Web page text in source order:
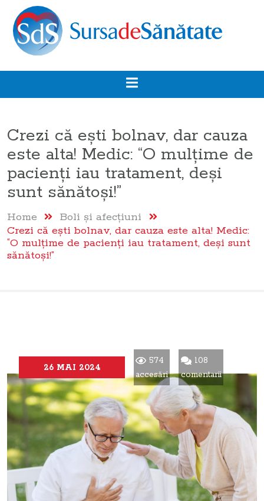
Crezi că ești bolnav, dar cauza
este alta! Medic: “O mulțime de
pacienți iau tratament, deși
sunt sănătoși!”
Home
Boli şi afecţiuni
Crezi că ești bolnav, dar cauza este alta! Medic:
“O mulțime de pacienți iau tratament, deși sunt
sănătoși!”
26 MAI 2024
574
accesări
108
comentarii